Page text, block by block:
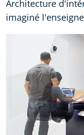
Architecture
imaginé